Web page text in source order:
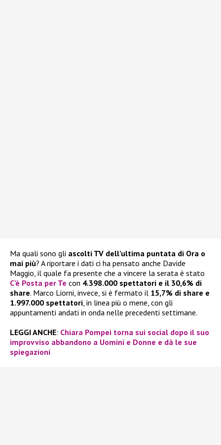
Ma quali sono gli ascolti TV dell’ultima puntata di Ora o
mai più? A riportare i dati ci ha pensato anche Davide
Maggio, il quale fa presente che a vincere la serata è stato
C’è Posta per Te con 4.398.000 spettatori e il 30,6% di
share. Marco Liorni, invece, si è fermato il 15,7% di share e
1.997.000 spettatori , in linea più o mene, con gli
appuntamenti andati in onda nelle precedenti settimane.
LEGGI ANCHE: Chiara Pompei torna sui social dopo il suo
improvviso abbandono a Uomini e Donne e dà le sue
spiegazioni